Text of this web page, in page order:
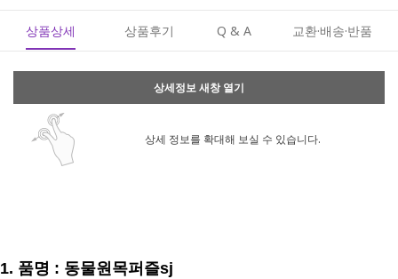
상품상세 상품후기 Q & A 교환·배송·반품
상세정보 새창 열기
상세 정보를 확대해 보실 수 있습니다.
1. 품명 : 동물원목퍼즐sj